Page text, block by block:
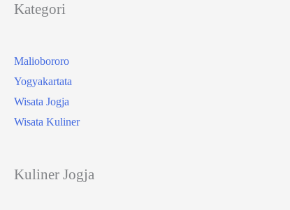
Kategori
Maliobororo
Yogyakartata
Wisata Jogja
Wisata Kuliner
Kuliner Jogja